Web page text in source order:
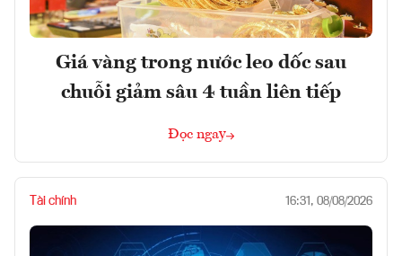
Giá vàng trong nước leo dốc sau
chuỗi giảm sâu 4 tuần liên tiếp
Đọc ngay
Tài chính 16:31, 08/08/2026